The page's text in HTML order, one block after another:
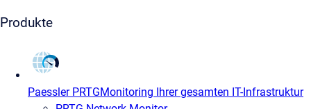
Produkte
Paessler PRTGMonitoring Ihrer gesamten IT-Infrastruktur